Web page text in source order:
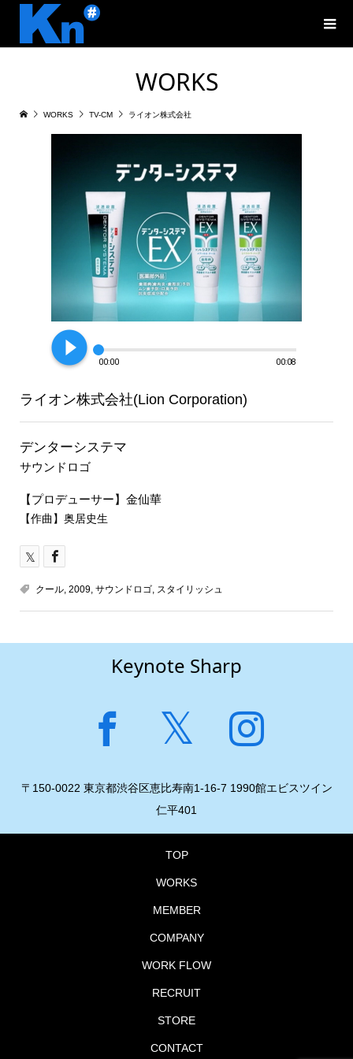
WORKS
WORKS TV-CM ライオン株式会社
play_circle_filled 00:00 00:08
ライオン株式会社(Lion Corporation)
デンターシステマ
サウンドロゴ
【プロデューサー】金仙華
【作曲】奥居史生
クール, 2009, サウンドロゴ, スタイリッシュ
Keynote Sharp
〒150-0022 東京都渋谷区恵比寿南1-16-7 1990館エビスツイン
仁平401
TOP
WORKS
MEMBER
COMPANY
WORK FLOW
RECRUIT
STORE
CONTACT